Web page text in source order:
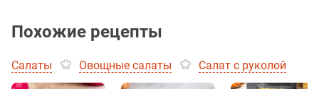
Похожие рецепты
Салаты Овощные салаты Салат с руколой